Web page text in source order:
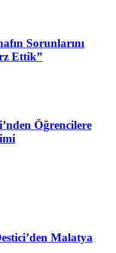
Sorunlarını
Ettik”
Öğrencilere
Malatya